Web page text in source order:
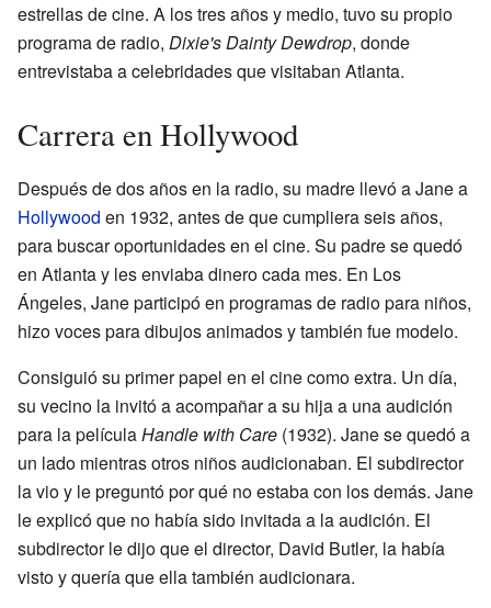
estrellas de cine. A los tres años y medio, tuvo su propio
programa de radio, Dixie's Dainty Dewdrop, donde
entrevistaba a celebridades que visitaban Atlanta.
Carrera en Hollywood
Después de dos años en la radio, su madre llevó a Jane a
Hollywood en 1932, antes de que cumpliera seis años,
para buscar oportunidades en el cine. Su padre se quedó
en Atlanta y les enviaba dinero cada mes. En Los
Ángeles, Jane participó en programas de radio para niños,
hizo voces para dibujos animados y también fue modelo.
Consiguió su primer papel en el cine como extra. Un día,
su vecino la invitó a acompañar a su hija a una audición
para la películaHandle with Care (1932). Jane se quedó a
un lado mientras otros niños audicionaban. El subdirector
la vio y le preguntó por qué no estaba con los demás. Jane
le explicó que no había sido invitada a la audición. El
subdirector le dijo que el director, David Butler, la había
visto y quería que ella también audicionara.